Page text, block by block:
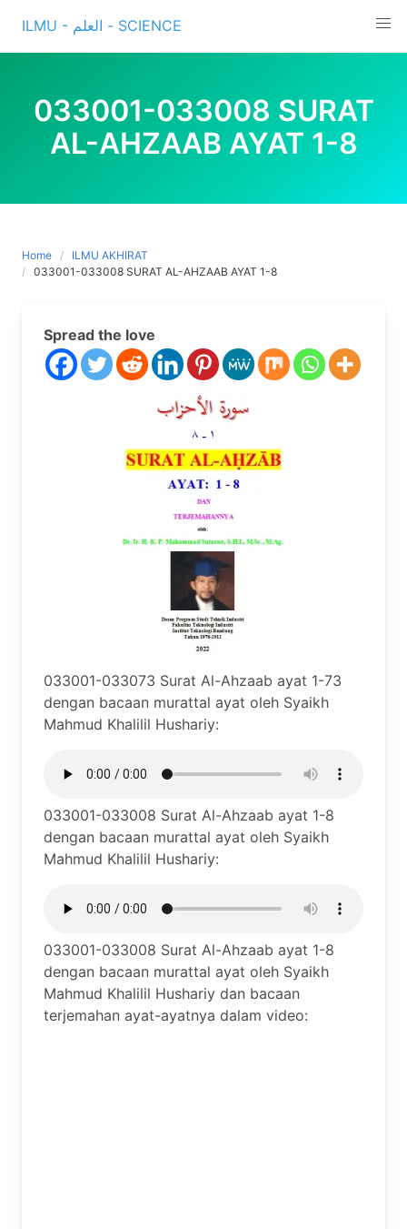
content
ILMU - العلم - SCIENCE
033001-033008 SURAT
AL-AHZAAB AYAT 1-8
Home
ILMU AKHIRAT
033001-033008 SURAT AL-AHZAAB AYAT 1-8
Spread the love
033001-033073 Surat Al-Ahzaab ayat 1-73
dengan bacaan murattal ayat oleh Syaikh
Mahmud Khalilil Hushariy:
033001-033008 Surat Al-Ahzaab ayat 1-8
dengan bacaan murattal ayat oleh Syaikh
Mahmud Khalilil Hushariy:
033001-033008 Surat Al-Ahzaab ayat 1-8
dengan bacaan murattal ayat oleh Syaikh
Mahmud Khalilil Hushariy dan bacaan
terjemahan ayat-ayatnya dalam video: